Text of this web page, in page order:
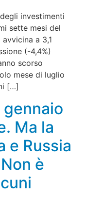
investimenti
sette mesi del
a 3,1
(-4,4%)
scorso
mese di luglio
[…]
Ma la
e Russia
è